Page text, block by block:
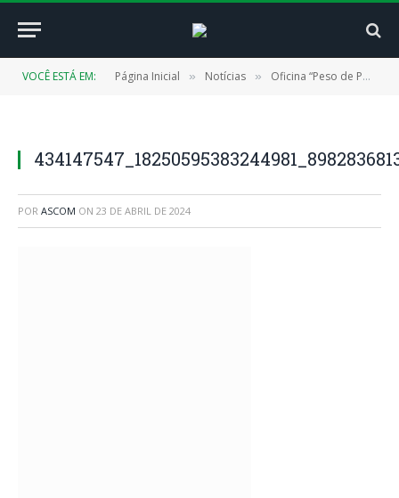
VOCÊ ESTÁ EM: Página Inicial » Notícias » Oficina “Peso de Porta” ensina a produzir arte e proporciona geração de renda
POR ASCOM ON 23 DE ABRIL DE 2024